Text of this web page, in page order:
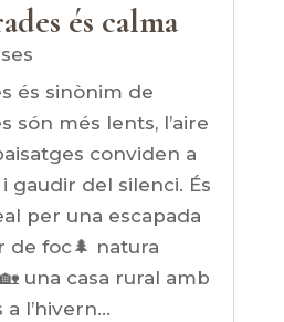
és calma
és sinònim de
són més lents, l’aire
conviden a
gaudir del silenci. És
per una escapada
de foc🌲 natura
una casa rural amb
l’hivern...